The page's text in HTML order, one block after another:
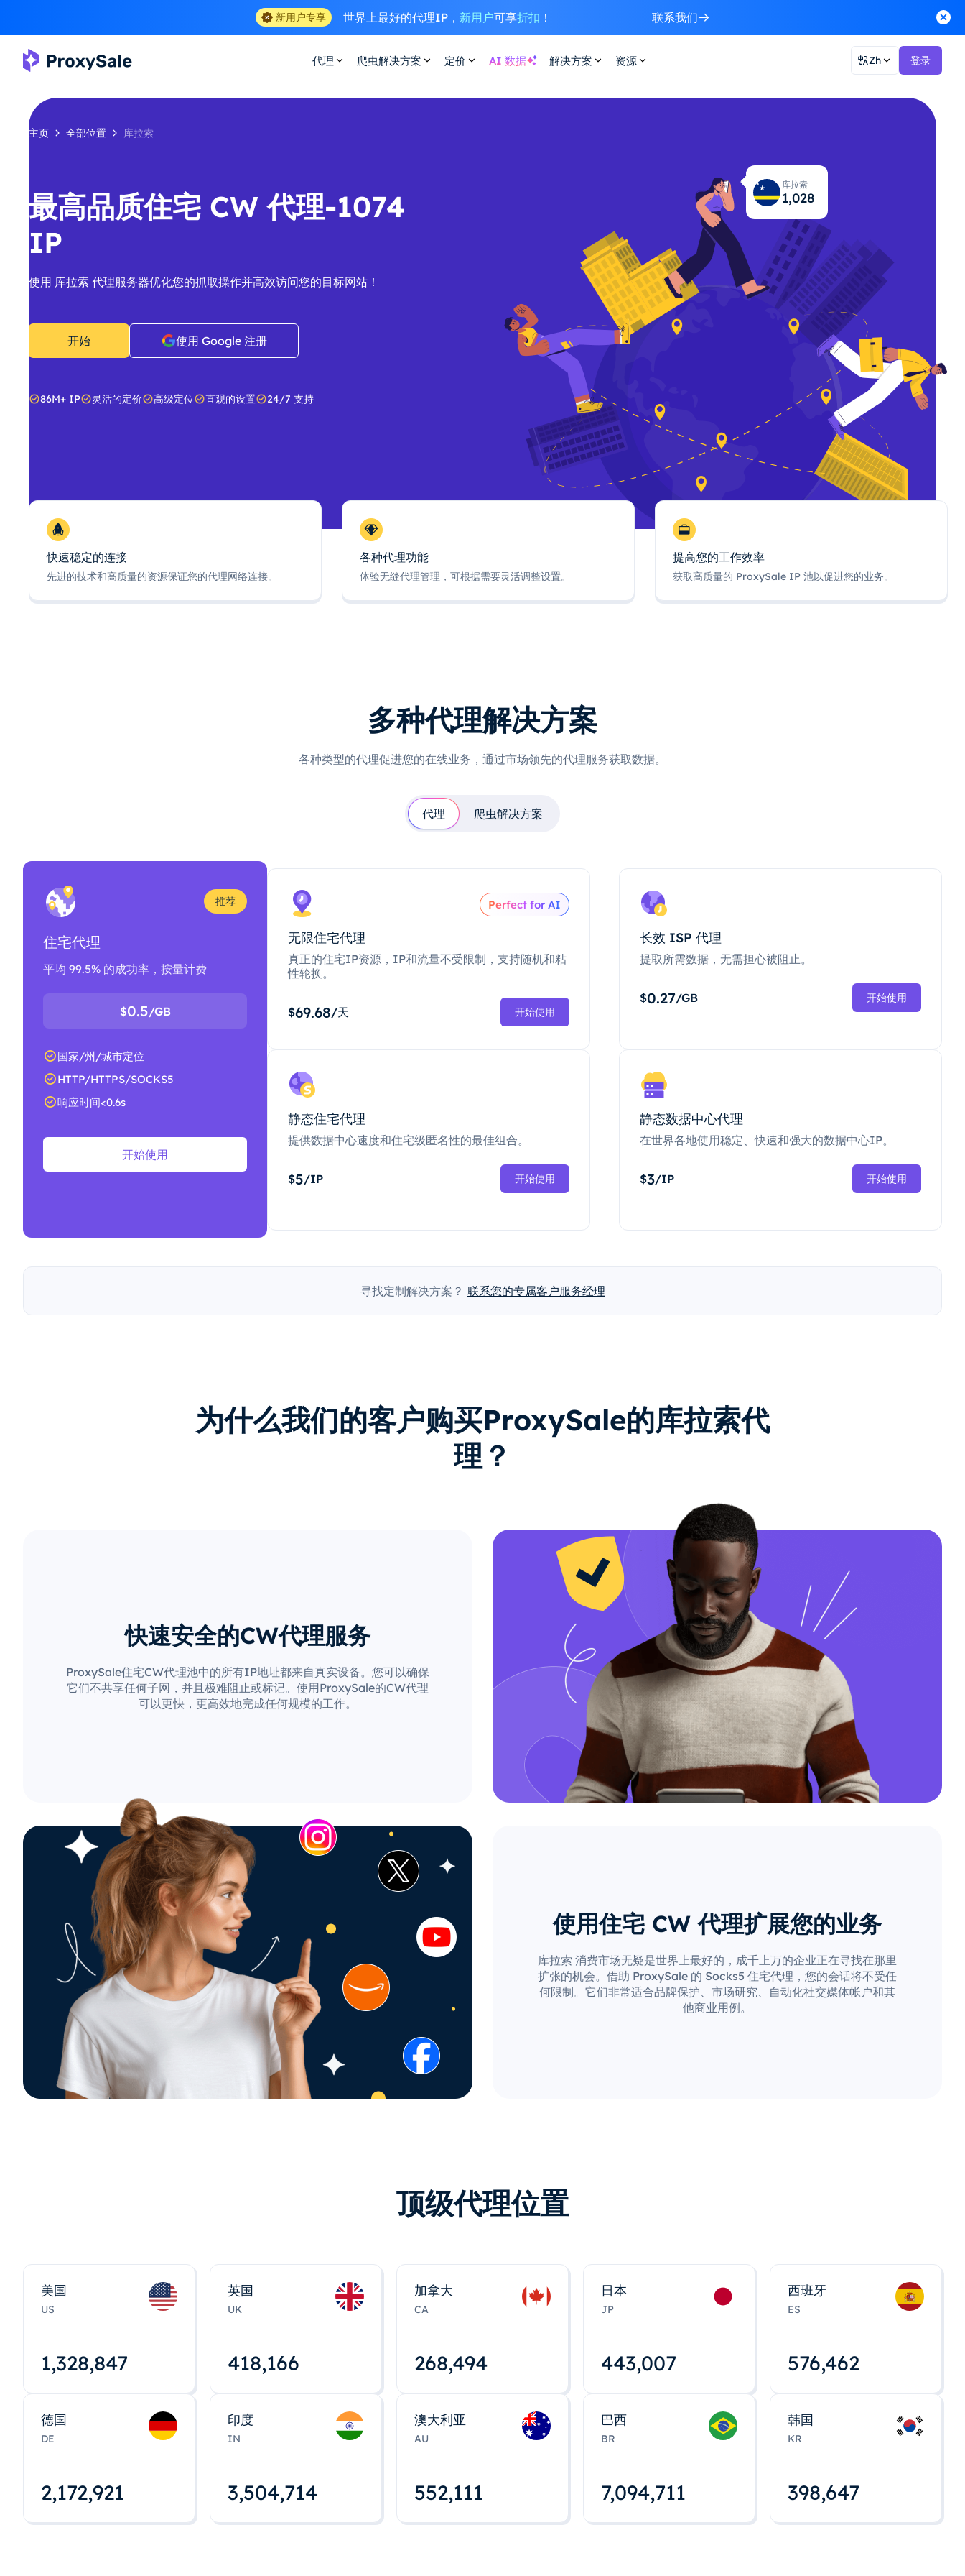
新用户专享 世界上最好的代理IP， 新用户可享折扣 ！ 联系我们
代理 爬虫解决方案 定价 AI 数据 解决方案 资源 Zh 登录
主页 全部位置 库拉索
最高品质住宅 CW 代理-1074
IP
使用 库拉索 代理服务器优化您的抓取操作并高效访问您的目标网站！
开始 使用 Google 注册
86M+ IP 灵活的定价 高级定位 直观的设置 24/7 支持
库拉索
1,074
快速稳定的连接
先进的技术和高质量的资源保证您的代理网络连接。
各种代理功能
体验无缝代理管理，可根据需要灵活调整设置。
提高您的工作效率
获取高质量的 ProxySale IP 池以促进您的业务。
多种代理解决方案
各种类型的代理促进您的在线业务，通过市场领先的代理服务获取数据。
代理 爬虫解决方案
推荐
住宅代理
平均 99.5% 的成功率，按量计费
$0.5/GB
国家/州/城市定位
HTTP/HTTPS/SOCKS5
响应时间<0.6s
开始使用
Perfect for AI
无限住宅代理
真正的住宅IP资源，IP和流量不受限制，支持随机和粘
性轮换。
$69.68/天 开始使用
长效 ISP 代理
提取所需数据，无需担心被阻止。
$0.27/GB 开始使用
静态住宅代理
提供数据中心速度和住宅级匿名性的最佳组合。
$5/IP 开始使用
静态数据中心代理
在世界各地使用稳定、快速和强大的数据中心IP。
$3/IP 开始使用
寻找定制解决方案？ 联系您的专属客户服务经理
为什么我们的客户购买ProxySale的库拉索代
理？
快速安全的CW代理服务
ProxySale住宅CW代理池中的所有IP地址都来自真实设备。您可以确保
它们不共享任何子网，并且极难阻止或标记。使用ProxySale的CW代理
可以更快，更高效地完成任何规模的工作。
使用住宅 CW 代理扩展您的业务
库拉索 消费市场无疑是世界上最好的，成千上万的企业正在寻找在那里
扩张的机会。借助 ProxySale 的 Socks5 住宅代理，您的会话将不受任
何限制。它们非常适合品牌保护、市场研究、自动化社交媒体帐户和其
他商业用例。
顶级代理位置
美国
US
1,328,848
英国
UK
418,167
加拿大
CA
268,495
日本
JP
443,008
西班牙
ES
576,463
德国
DE
2,172,922
印度
IN
3,504,715
澳大利亚
AU
552,112
巴西
BR
7,094,712
韩国
KR
398,648